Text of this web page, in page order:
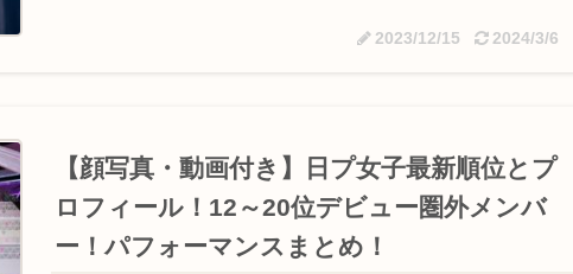
2023/12/15 2024/3/6
【顔写真・動画付き】日プ女子最新順位とプ
ロフィール！12～20位デビュー圏外メンバ
ー！パフォーマンスまとめ！